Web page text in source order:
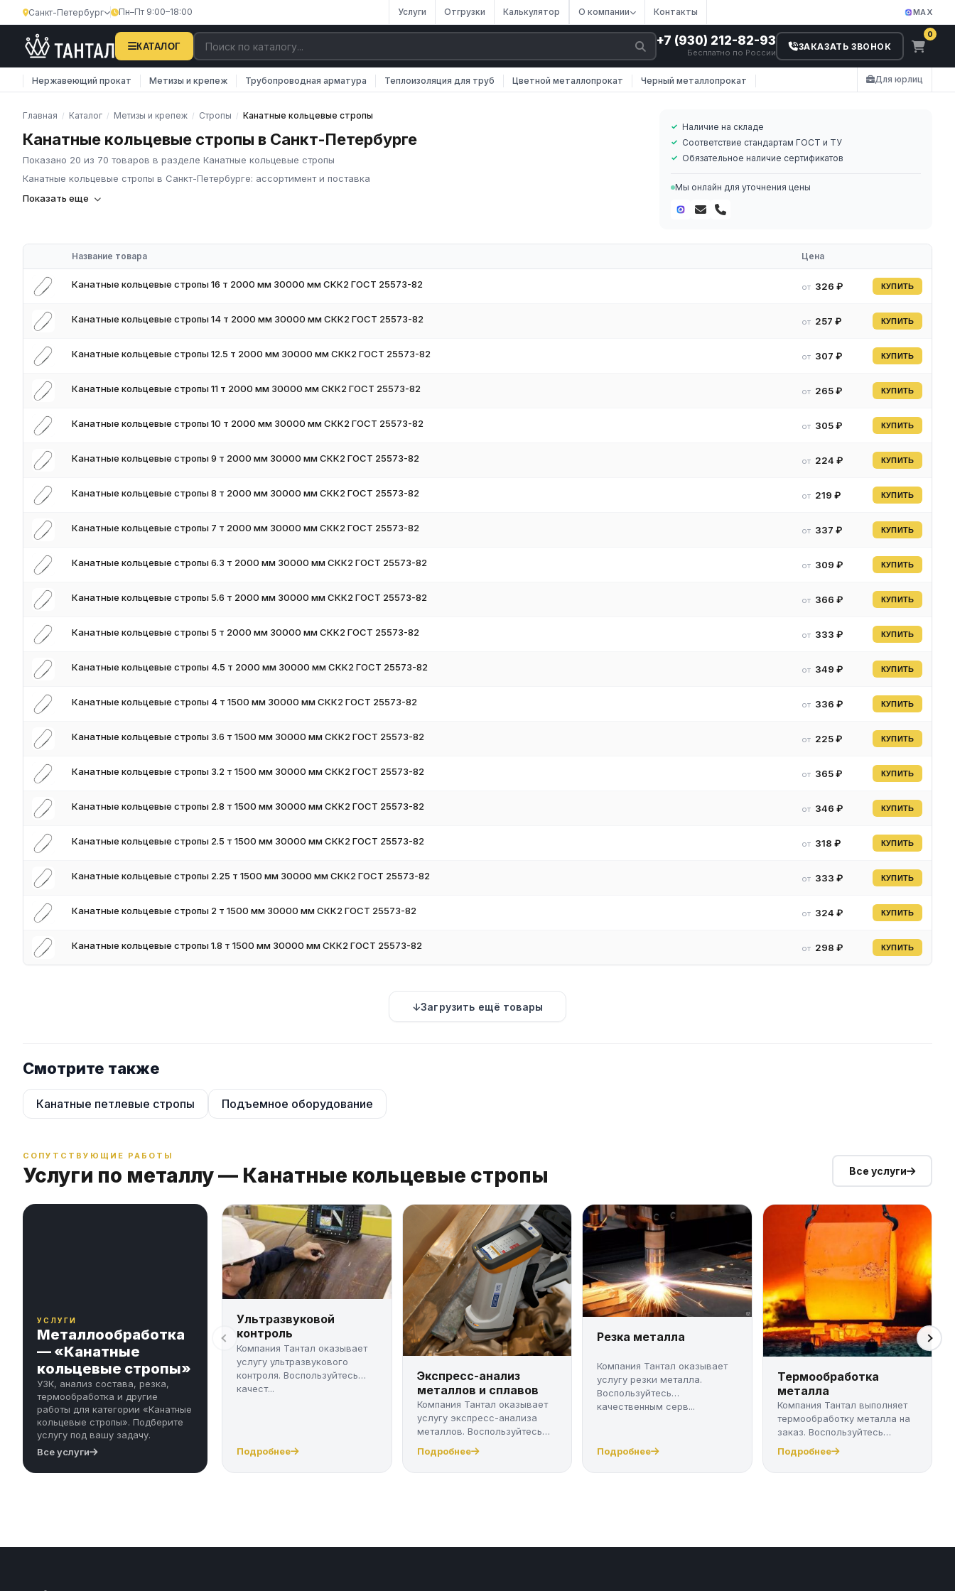
Санкт-Петербург Пн–Пт 9:00–18:00 Услуги Отгрузки Калькулятор О компании Контакты MAX
КАТАЛОГ +7 (930) 212-82-93
Бесплатно по России
ЗАКАЗАТЬ ЗВОНОК
0
Нержавеющий прокат Метизы и крепеж Трубопроводная арматура Теплоизоляция для труб Цветной металлопрокат Черный металлопрокат Для юрлиц
Главная / Каталог / Метизы и крепеж / Стропы / Канатные кольцевые стропы
Канатные кольцевые стропы в Санкт-Петербурге
Показано 20 из 70 товаров в разделе Канатные кольцевые стропы
Канатные кольцевые стропы в Санкт-Петербурге: ассортимент и поставка
Компания «Тантал» предлагает Канатные кольцевые стропы в России. Мы осуществляем оптовые и розничные поставки
соответствуют требованиям ГОСТ и ТУ, имеют сертификаты качества.
Наличие на складе в России
Соответствие стандартам ГОСТ и ТУ
Обязательное наличие сертификатов
Для получения актуальных цен и наличия на складе свяжитесь с нашими менеджерами. Мы предложим оптимальные условия
Показать еще
Наличие на складе
Соответствие стандартам ГОСТ и ТУ
Обязательное наличие сертификатов
Мы онлайн для уточнения цены
Название товара Цена
Канатные кольцевые стропы 16 т 2000 мм 30000 мм СКК2 ГОСТ 25573-82 от 326 ₽ КУПИТЬ
Канатные кольцевые стропы 14 т 2000 мм 30000 мм СКК2 ГОСТ 25573-82 от 257 ₽ КУПИТЬ
Канатные кольцевые стропы 12.5 т 2000 мм 30000 мм СКК2 ГОСТ 25573-82 от 307 ₽ КУПИТЬ
Канатные кольцевые стропы 11 т 2000 мм 30000 мм СКК2 ГОСТ 25573-82 от 265 ₽ КУПИТЬ
Канатные кольцевые стропы 10 т 2000 мм 30000 мм СКК2 ГОСТ 25573-82 от 305 ₽ КУПИТЬ
Канатные кольцевые стропы 9 т 2000 мм 30000 мм СКК2 ГОСТ 25573-82 от 224 ₽ КУПИТЬ
Канатные кольцевые стропы 8 т 2000 мм 30000 мм СКК2 ГОСТ 25573-82 от 219 ₽ КУПИТЬ
Канатные кольцевые стропы 7 т 2000 мм 30000 мм СКК2 ГОСТ 25573-82 от 337 ₽ КУПИТЬ
Канатные кольцевые стропы 6.3 т 2000 мм 30000 мм СКК2 ГОСТ 25573-82 от 309 ₽ КУПИТЬ
Канатные кольцевые стропы 5.6 т 2000 мм 30000 мм СКК2 ГОСТ 25573-82 от 366 ₽ КУПИТЬ
Канатные кольцевые стропы 5 т 2000 мм 30000 мм СКК2 ГОСТ 25573-82 от 333 ₽ КУПИТЬ
Канатные кольцевые стропы 4.5 т 2000 мм 30000 мм СКК2 ГОСТ 25573-82 от 349 ₽ КУПИТЬ
Канатные кольцевые стропы 4 т 1500 мм 30000 мм СКК2 ГОСТ 25573-82 от 336 ₽ КУПИТЬ
Канатные кольцевые стропы 3.6 т 1500 мм 30000 мм СКК2 ГОСТ 25573-82 от 225 ₽ КУПИТЬ
Канатные кольцевые стропы 3.2 т 1500 мм 30000 мм СКК2 ГОСТ 25573-82 от 365 ₽ КУПИТЬ
Канатные кольцевые стропы 2.8 т 1500 мм 30000 мм СКК2 ГОСТ 25573-82 от 346 ₽ КУПИТЬ
Канатные кольцевые стропы 2.5 т 1500 мм 30000 мм СКК2 ГОСТ 25573-82 от 318 ₽ КУПИТЬ
Канатные кольцевые стропы 2.25 т 1500 мм 30000 мм СКК2 ГОСТ 25573-82 от 333 ₽ КУПИТЬ
Канатные кольцевые стропы 2 т 1500 мм 30000 мм СКК2 ГОСТ 25573-82 от 324 ₽ КУПИТЬ
Канатные кольцевые стропы 1.8 т 1500 мм 30000 мм СКК2 ГОСТ 25573-82 от 298 ₽ КУПИТЬ
Загрузить ещё товары
Смотрите также
Канатные петлевые стропы Подъемное оборудование
СОПУТСТВУЮЩИЕ РАБОТЫ
Услуги по металлу — Канатные кольцевые стропы Все услуги
УСЛУГИ
Металлообработка
— «Канатные
кольцевые стропы»
УЗК, анализ состава, резка,
термообработка и другие
работы для категории «Канатные
кольцевые стропы». Подберите
услугу под вашу задачу.
Все услуги
Ультразвуковой
контроль
Компания Тантал оказывает
услугу ультразвукового
контроля. Воспользуйтесь
качест...
Подробнее
Экспресс-анализ
металлов и сплавов
Компания Тантал оказывает
услугу экспресс-анализа
металлов. Воспользуйтесь
Подробнее
Резка металла
Компания Тантал оказывает
услугу резки металла.
Воспользуйтесь
качественным серв...
Подробнее
Термообработка
металла
Компания Тантал выполняет
термообработку металла на
заказ. Воспользуйтесь
качест...
Подробнее